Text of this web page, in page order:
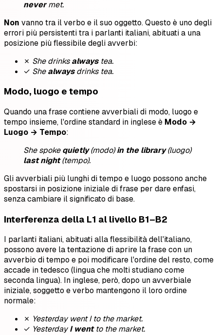
nevermet.
Non vanno tra il verbo e il suo oggetto. Questo è uno degli
errori più persistenti tra i parlanti italiani, abituati a una
posizione più flessibile degli avverbi:
✗ She drinksalwaystea.
✓ Shealwaysdrinks tea.
Modo, luogo e tempo
Quando una frase contiene avverbiali di modo, luogo e
tempo insieme, l'ordine standard in inglese è Modo →
Luogo → Tempo:
She spokequietly(modo)in the library(luogo)
last night(tempo).
Gli avverbiali più lunghi di tempo e luogo possono anche
spostarsi in posizione iniziale di frase per dare enfasi,
senza cambiare il significato di base.
Interferenza della L1 al livello B1–B2
I parlanti italiani, abituati alla flessibilità dell'italiano,
possono avere la tentazione di aprire la frase con un
avverbio di tempo e poi modificare l'ordine del resto, come
accade in tedesco (lingua che molti studiano come
seconda lingua). In inglese, però, dopo un avverbiale
iniziale, soggetto e verbo mantengono il loro ordine
normale:
✗ Yesterday went I to the market.
✓ YesterdayI wentto the market.